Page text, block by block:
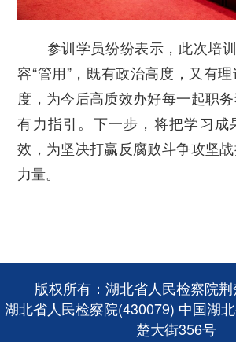
参训学员纷纷表示，此次培
容“管用”，既有政治高度，又有
度，为今后高质效办好每一起职
有力指引。下一步，将把学习成
效，为坚决打赢反腐败斗争攻坚
力量。
版权所有：湖北省人民检察院
湖北省人民检察院(430079) 中国湖
楚大街356号